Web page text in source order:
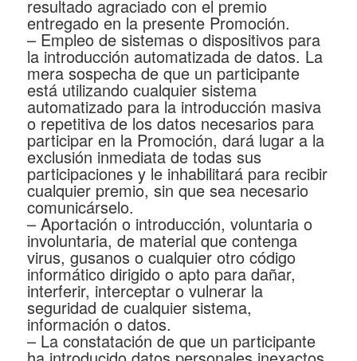
resultado agraciado con el premio
entregado en la presente Promoción.
– Empleo de sistemas o dispositivos para
la introducción automatizada de datos. La
mera sospecha de que un participante
está utilizando cualquier sistema
automatizado para la introducción masiva
o repetitiva de los datos necesarios para
participar en la Promoción, dará lugar a la
exclusión inmediata de todas sus
participaciones y le inhabilitará para recibir
cualquier premio, sin que sea necesario
comunicárselo.
– Aportación o introducción, voluntaria o
involuntaria, de material que contenga
virus, gusanos o cualquier otro código
informático dirigido o apto para dañar,
interferir, interceptar o vulnerar la
seguridad de cualquier sistema,
información o datos.
– La constatación de que un participante